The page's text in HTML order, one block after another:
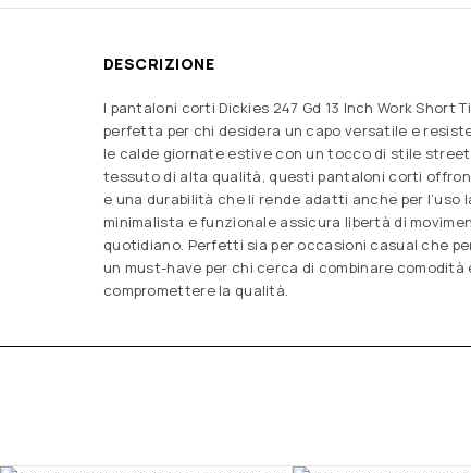
DESCRIZIONE
I pantaloni corti Dickies 247 Gd 13 Inch Work Short
perfetta per chi desidera un capo versatile e
le calde giornate estive con un tocco di stile
tessuto di alta qualità, questi pantaloni corti
e una durabilità che li rende adatti anche per l’uso
minimalista e funzionale assicura libertà di
quotidiano. Perfetti sia per occasioni casual che
un must-have per chi cerca di combinare comodità
compromettere la qualità.